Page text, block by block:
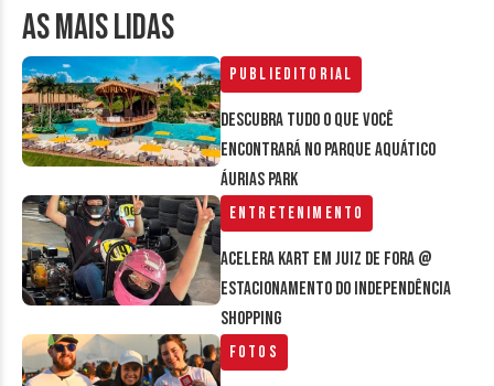
AS MAIS LIDAS
Publieditorial
Descubra tudo o que você
encontrará no parque aquático
Áurias Park
Entretenimento
Acelera Kart em Juiz de Fora @
estacionamento do Independência
Shopping
Fotos